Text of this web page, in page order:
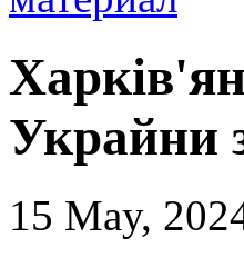
Украйни
15 May,